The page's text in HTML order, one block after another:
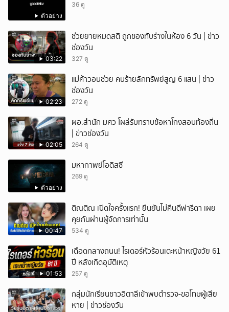
ตัวอย่าง
36 ดู
03:22
ช่วยยายหมดสติ ถูกของทับร่างในห้อง 6 วัน | ข่าว
ช่องวัน
327 ดู
02:23
แม่ค้าวอนช่วย คนร้ายลักทรัพย์สูญ 6 แสน | ข่าว
ช่องวัน
272 ดู
02:05
ผอ.สำนัก มศว โผล่รับทราบข้อหาโกงสอบท้องถิ่น
| ข่าวช่องวัน
264 ดู
ตัวอย่าง
มหากาพย์โอดิสซี
269 ดู
00:47
ติณติณ เปิดใจครั้งแรก! ยืนยันไม่คืนดีฟารีดา เผย
คุยกันผ่านผู้จัดการเท่านั้น
534 ดู
01:53
เดือดกลางถนน! ไรเดอร์หัวร้อนเตะหน้าหญิงวัย 61
ปี หลังเกิดอุบัติเหตุ
257 ดู
กลุ่มนักเรียนชาวอิตาลีเข้าพบตำรวจ-ขอโทษผู้เสีย
หาย | ข่าวช่องวัน